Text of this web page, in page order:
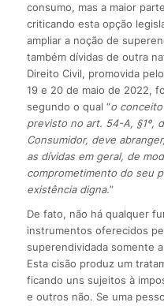
consumo, mas a maior
criticando esta opção
ampliar a noção de
também dívidas de outra
Direito Civil, promovida pelo
19 e 20 de maio de 2022,
segundo o qual “o conceito
previsto no art. 54-A, §1º,
Consumidor, deve
as dívidas em geral, de
comprometimento do seu
existência digna.”
De fato, não há qualquer
instrumentos oferecidos
superendividada somente
Esta cisão produz um
ficando uns sujeitos à
e outros não. Se uma